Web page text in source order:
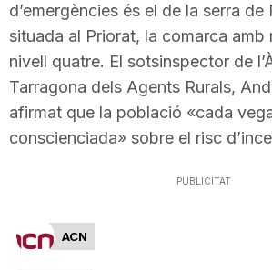
r
a
d’emergències és el de la serra de
situada al Priorat, la comarca amb
nivell quatre. El sotsinspector de
Tarragona dels Agents Rurals,
afirmat que la població «cada
conscienciada» sobre el risc
PUBLICITAT
ACN